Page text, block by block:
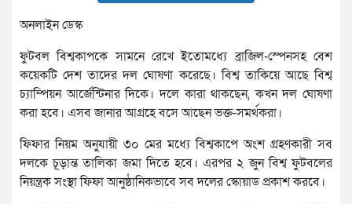
অনলাইন ডেস্ক
ফুটবল বিশ্বকাপকে সামনে রেখে ইতোমধ্যে ব্রাজিল-স্পেনসহ বেশ
কয়েকটি দেশ তাদের দল ঘোষণা করেছে। বিশ্ব তাকিয়ে আছে বিশ্ব
চ্যাম্পিয়ন আর্জেন্টিনার দিকে। দলে কারা থাকছেন, কখন দল ঘোষণা
করা হবে। এসব জানার আগ্রহে বসে আছেন ভক্ত-সমর্থকরা।
ফিফার নিয়ম অনুযায়ী ৩০ মের মধ্যে বিশ্বকাপে অংশ গ্রহণকারী সব
দলকে চূড়ান্ত তালিকা জমা দিতে হবে। এরপর ২ জুন বিশ্ব ফুটবলের
নিয়ন্ত্রক সংস্থা ফিফা আনুষ্ঠানিকভাবে সব দলের স্কোয়াড প্রকাশ করবে।